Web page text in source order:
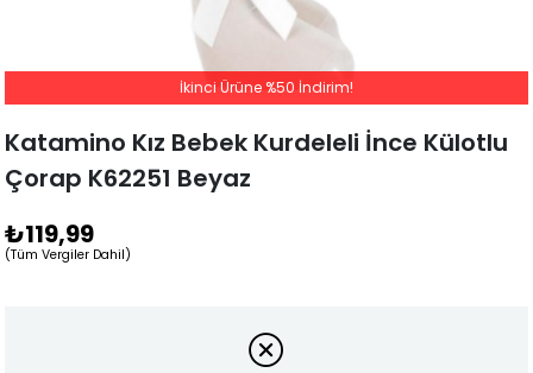
Katamino Kız Bebek Kurdeleli İnce Külotlu
Çorap K62251 Beyaz
₺119,99
(Tüm Vergiler Dahil)
İkinci Ürüne %50 İndirim!